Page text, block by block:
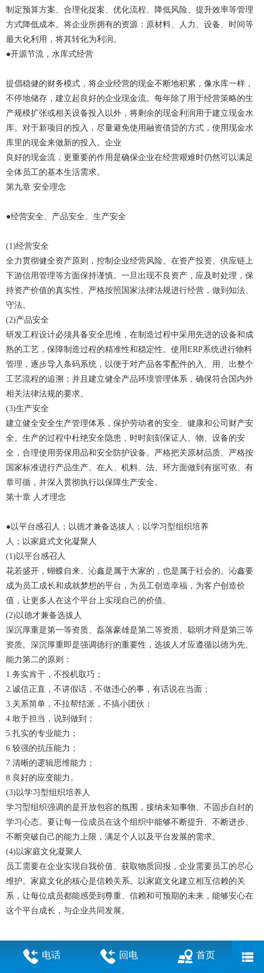
制定预算方案、合理化捉案、优化流程、降低风险、提升效率等管理
方式降低成本。将企业所拥有的资源：原材料、人力、设备、时间等
最大化利用，将其转化为利润。
●开源节流，水库式经营
提倡稳健的财务模式，将企业经营的现金不断地积累，像水库一样，
不停地储存，建立起良好的企业现金流。每年除了用于经营策略的生
产规模扩张或相关设备投入以外，将剩余的现金利润用于建立现金水
库。对于新项目的投入，尽量避免使用融资借贷的方式，使用现金水
库里的现金来做新的投入。企业
良好的现金流，更重要的作用是确保企业在经营艰难时仍然可以满足
全体员工的基本生活需求。
第九章 安全理念
●经营安全、产品安全、生产安全
(1)经营安全
全力贯彻健全资产原则，控制企业经营风险。在资产投资、供应链上
下游信用管理等方面保持谨慎。一旦出现不良资产，应及时处理，保
持资产价值的真实性。严格按照国家法律法规进行经营，做到知法、
守法。
(2)产品安全
研发工程设计必须具备安全思维，在制造过程中采用先进的设备和成
熟的工艺，保障制造过程的精准性和稳定性。使用ERP系统进行物料
管理，逐步导入条码系统，以便于对产品各零配件的入、用、出整个
工艺流程的追溯；并且建立健全产品环境管理体系，确保符合国内外
相关法律法规的要求。
(3)生产安全
建立健全安全生产管理体系，保护劳动者的安全、健康和公司财产安
全。生产的过程中杜绝安全隐患，时时刻刻保证人、物、设备的安
全，合理使用劳保用品和安全防护设备。严格把关原材品质、严格按
国家标准进行产品生产。在人、机料、法、环方面做到有据可依、有
章可循，并深入贯彻执行以保障生产安全。
第十章 人才理念
●以平台感召人；以德才兼备选拔人；以学习型组织培养
人；以家庭式文化凝聚人
(1)以平台感召人
花若盛开，蝴蝶自来。沁鑫是属于大家的，也是属于社会的。沁鑫要
成为员工成长和成就梦想的平台，为员工创造幸福，为客户创造价
值，让更多人在这个平台上实现自己的价值。
(2)以德才兼备选拔人
深沉厚重是第一等资质、磊落豪雄是第二等资质、聪明才辩是第三等
资质。深沉厚重即是强调德行的重要性，选拔人才应遵循以德为先、
能力第二的原则：
1.务实肯干，不投机取巧；
2.诚信正直，不讲假话，不做违心的事，有话说在当面；
3.关系简单，不拉帮结派，不搞小团伙；
4.敢于担当，说到做到；
5.扎实的专业能力；
6.较强的抗压能力；
7.清晰的逻辑思维能力；
8.良好的应变能力。
(3)以学习型组织培养人
学习型组织强调的是开放包容的氛围，接纳未知事物、不固步自封的
学习心态。要让每一位成员在这个组织中能够不断提升、不断进步、
不断突破自己的能力上限，满足个人以及平台发展的需求。
(4)以家庭文化凝聚人
员工需要在企业实现自我价值、获取物质回报，企业需要员工的尽心
维护。家庭文化的核心是信赖关系。以家庭文化建立相互信赖的关
系，让每位成员都能感受到尊重、信赖和可预期的未来，能够安心在
这个平台成长，与企业共同发展。
电话 回电 首页